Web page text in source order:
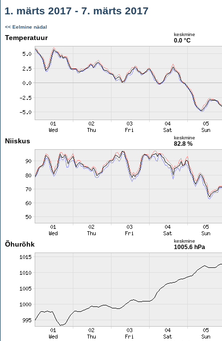
1. märts 2017 - 7. märts 2017
<< Eelmine nädal
Temperatuur keskmine
0.0 °C
Niiskus keskmine
82.8 %
Õhurõhk keskmine
1005.6 hPa